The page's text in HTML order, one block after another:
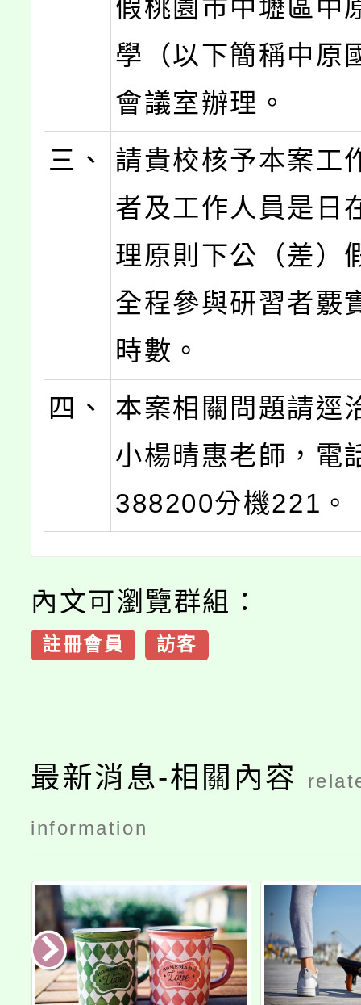
假桃園市中壢區中
學（以下簡稱中原
會議室辦理。
三、
請貴校核予本案工
者及工作人員是日
理原則下公（差）
全程參與研習者覈
時數。
四、
本案相關問題請逕
小楊晴惠老師，電
388200分機221。
內文可瀏覽群組：
註冊會員 訪客
最新消息-相關內容
information